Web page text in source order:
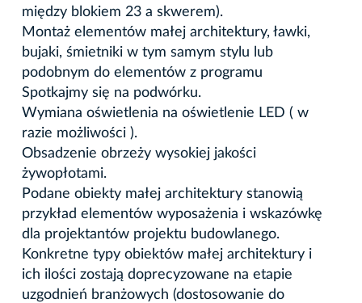
między blokiem 23 a skwerem).
Montaż elementów małej architektury, ławki,
bujaki, śmietniki w tym samym stylu lub
podobnym do elementów z programu
Spotkajmy się na podwórku.
Wymiana oświetlenia na oświetlenie LED ( w
razie możliwości ).
Obsadzenie obrzeży wysokiej jakości
żywopłotami.
Podane obiekty małej architektury stanowią
przykład elementów wyposażenia i wskazówkę
dla projektantów projektu budowlanego.
Konkretne typy obiektów małej architektury i
ich ilości zostają doprecyzowane na etapie
uzgodnień branżowych (dostosowanie do